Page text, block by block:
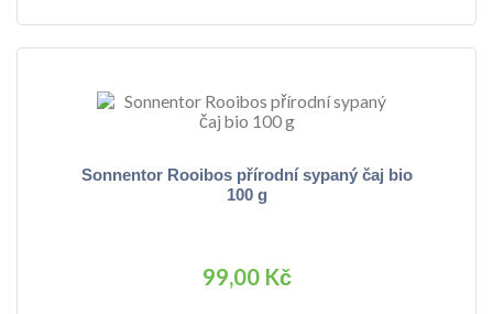
Sonnentor Rooibos přírodní sypaný čaj bio
100 g
99,00 Kč